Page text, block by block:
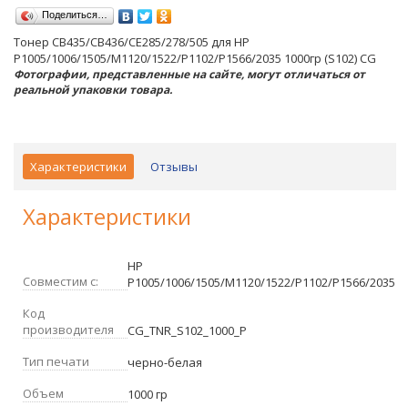
Поделиться…
Тонер CB435/CB436/CE285/278/505 для HP
P1005/1006/1505/M1120/1522/P1102/P1566/2035 1000гр (S102) CG
Фотографии, представленные на сайте, могут отличаться от
реальной упаковки товара.
Характеристики Отзывы
Характеристики
Совместим с:
HP
P1005/1006/1505/M1120/1522/P1102/P1566/2035
Код
производителя
CG_TNR_S102_1000_P
Тип печати
черно-белая
Объем
1000 гр